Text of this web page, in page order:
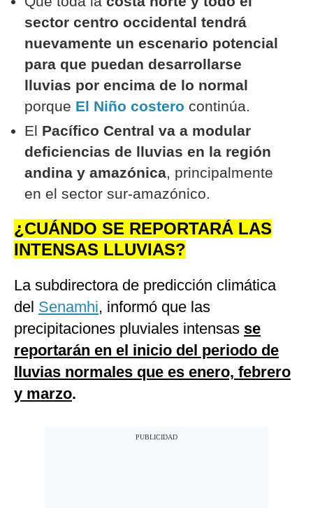
sector centro occidental tendrá
nuevamente un escenario potencial
para que puedan desarrollarse
lluvias por encima de lo normal
porque El Niño costero continúa.
El Pacífico Central va a modular
deficiencias de lluvias en la región
andina y amazónica, principalmente
en el sector sur-amazónico.
¿CUÁNDO SE REPORTARÁ LAS
INTENSAS LLUVIAS?
La subdirectora de predicción climática
del Senamhi, informó que las
precipitaciones pluviales intensas se
reportarán en el inicio del periodo de
lluvias normales que es enero, febrero
y marzo.